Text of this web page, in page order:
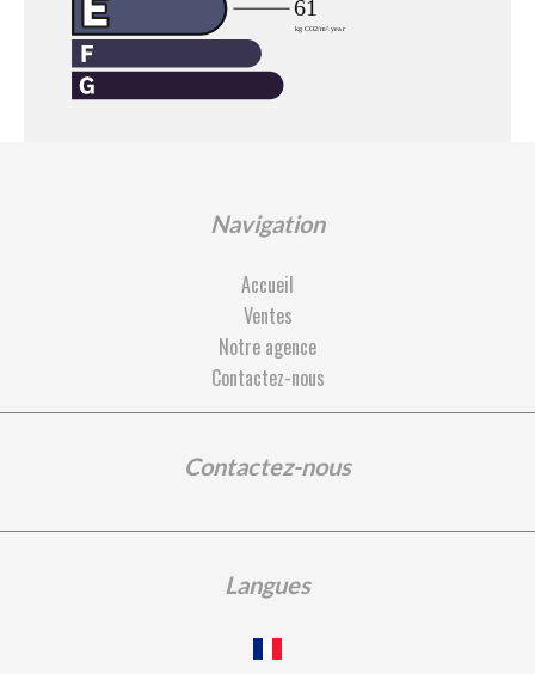
Navigation
Accueil
Ventes
Notre agence
Contactez-nous
Contactez-nous
Langues